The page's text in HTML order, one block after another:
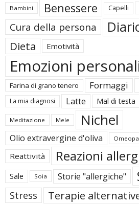
Bambini Benessere Capelli
Cura della persona
Dieta Emotività
Emozioni
Farina di grano tenero Formaggi
La mia diagnosi Latte Mal di testa
Meditazione Mele Nichel
Olio extravergine d'oliva
Reattività Reazioni
Sale Soia Storie "allergiche"
Stress Terapie